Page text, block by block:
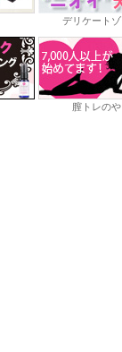
デリケート
膣トレの